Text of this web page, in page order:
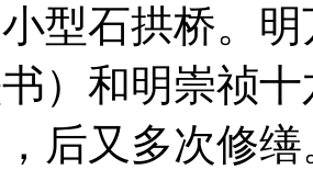
型石拱桥。
）和明崇祯
后又多次修缮